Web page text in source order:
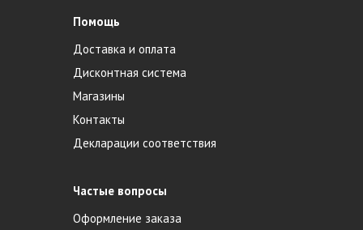
Помощь
Доставка и оплата
Дисконтная система
Магазины
Контакты
Декларации соответствия
Частые вопросы
Оформление заказа